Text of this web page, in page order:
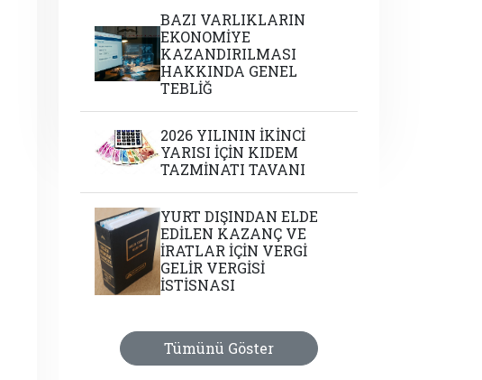
BAZI VARLIKLARIN
EKONOMİYE
KAZANDIRILMASI
HAKKINDA GENEL
TEBLİĞ
2026 YILININ İKİNCİ
YARISI İÇİN KIDEM
TAZMİNATI TAVANI
YURT DIŞINDAN ELDE
EDİLEN KAZANÇ VE
İRATLAR İÇİN VERGİ
GELİR VERGİSİ
İSTİSNASI
Tümünü Göster